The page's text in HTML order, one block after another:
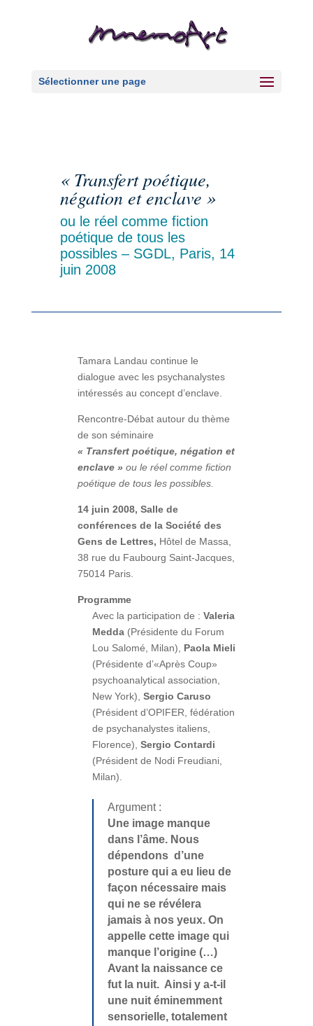
Sélectionner une page
« Transfert poétique,
négation et enclave »
ou le réel comme fiction
poétique de tous les
possibles – SGDL, Paris, 14
juin 2008
Tamara Landau continue le
dialogue avec les psychanalystes
intéressés au concept d’enclave.
Rencontre-Débat autour du thème
de son séminaire
« Transfert poétique, négation et
enclave » ou le réel comme fiction
poétique de tous les possibles.
14 juin 2008, Salle de
conférences de la Société des
Gens de Lettres, Hôtel de Massa,
38 rue du Faubourg Saint-Jacques,
75014 Paris.
Programme
Avec la participation de : Valeria
Medda(Présidente du Forum
Lou Salomé, Milan), Paola Mieli
(Présidente d’«Après Coup»
psychoanalytical association,
New York), Sergio Caruso
(Président d’OPIFER, fédération
de psychanalystes italiens,
Florence), Sergio Contardi
(Président de Nodi Freudiani,
Milan).
Argument :
Une image manque
dans l’âme. Nous
dépendons d’une
posture qui a eu lieu de
façon nécessaire mais
qui ne se révélera
jamais à nos yeux. On
appelle cette image qui
manque l’origine (…)
Avant la naissance ce
fut la nuit. Ainsi y a-t-il
une nuit éminemment
sensorielle, totalement